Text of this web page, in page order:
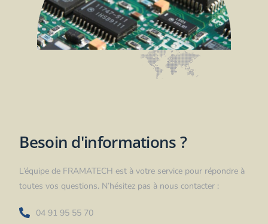
Besoin d'informations ?
L’équipe de FRAMATECH est à votre service pour répondre à
toutes vos questions. N’hésitez pas à nous contacter :
04 91 95 55 70